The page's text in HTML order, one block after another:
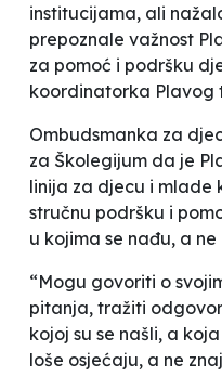
institucijama, ali
prepoznale važnost
za pomoć i podršku
koordinatorka Plavog
Ombudsmanka za
za Školegijum da je
linija za djecu i mlade
stručnu podršku i
u kojima se nađu, a
“Mogu govoriti o
pitanja, tražiti
kojoj su se našli, a
loše osjećaju, a ne